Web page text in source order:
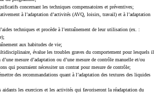
concernant les techniques compensatoires et préventives;
à l’adaptation d’activités (AVQ, loisirs, travail) et à l’adaptation
techniques et procède à l’entraînement de leur utilisation (ex. :
aux habitudes de vie;
évalue les troubles graves du comportement pour lesquels il
mesure d’adaptation ou d’une mesure de contrôle manuelle et/ou
qui pourraient nécessiter un contrat pour mesure de contrôle;
des recommandations quant à l’adaptation des textures des liquides
aidants les exercices et les activités qui favoriseront la réadaptation du